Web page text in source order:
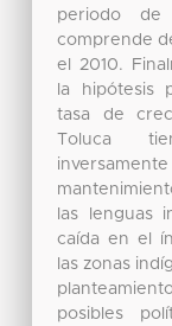
periodo de
comprende
el 2010.
la hipótesis
tasa de
Toluca
las lenguas
caída en el
las zonas
posibles